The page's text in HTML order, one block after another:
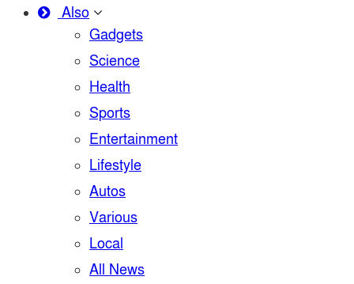
Also
Gadgets
Science
Health
Sports
Entertainment
Lifestyle
Autos
Various
Local
All News